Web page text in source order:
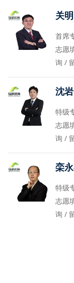
关明
首席
志愿
询 /
沈岩
特级
志愿
询 /
栾
特级
志愿
询 /